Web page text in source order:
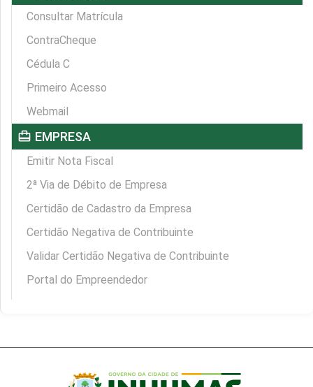
Consultar Matrícula
ContraCheque
Cédula C
Primeiro Acesso
Webmail
card_travel EMPRESA
Emitir Nota Fiscal
2ª Via de Débito de Empresa
Certidão de Cadastro da Empresa
Certidão Negativa de Contribuinte
Validar Certidão Negativa de Contribuinte
Portal do Empreendedor